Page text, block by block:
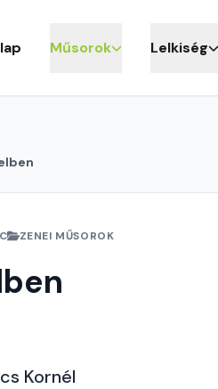
Műsorok Lelkiség
ZENEI MŰSOROK
Kornél